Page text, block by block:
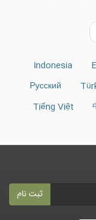
Indonesia
Русский
Tiếng Việt
ثبت نام